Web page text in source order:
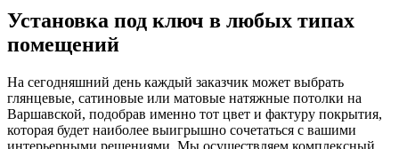
Установка под ключ в любых типах
помещений
На сегодняшний день каждый заказчик может выбрать
глянцевые, сатиновые или матовые натяжные потолки на
Варшавской, подобрав именно тот цвет и фактуру покрытия,
которая будет наиболее выигрышно сочетаться с вашими
интерьерными решениями. Мы осуществляем комплексный